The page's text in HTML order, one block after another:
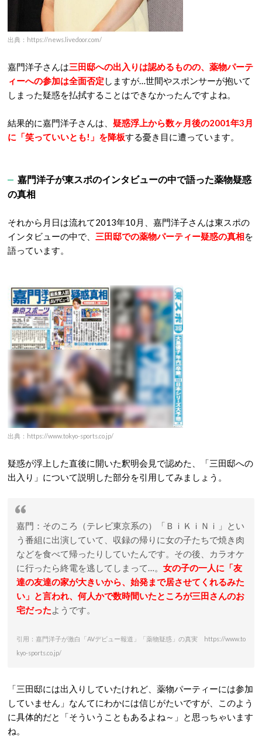
出典：https://news.livedoor.com/
嘉門洋子さんは三田邸への出入りは認めるものの、薬物パーテ
ィーへの参加は全面否定 しますが…世間やスポンサーが抱いて
しまった疑惑を払拭することはできなかったんですよね。
結果的に嘉門洋子さんは、 疑惑浮上から数ヶ月後の2001年3月
に「笑っていいとも!」を降板する憂き目に遭っています。
嘉門洋子が東スポのインタビューの中で語った薬物疑惑
の真相
それから月日は流れて2013年10月、嘉門洋子さんは東スポの
インタビューの中で、 三田邸での薬物パーティー疑惑の真相を
語っています。
出典：https://www.tokyo-sports.co.jp/
疑惑が浮上した直後に開いた釈明会見で認めた、「三田邸への
出入り」について説明した部分を引用してみましょう。
嘉門：そのころ（テレビ東京系の）「ＢｉＫｉＮｉ」とい
う番組に出演していて、収録の帰りに女の子たちで焼き肉
などを食べて帰ったりしていたんです。その後、カラオケ
に行ったら終電を逃してしまって…。 女の子の一人に「友
達の友達の家が大きいから、始発まで居させてくれるみた
い」と言われ、何人かで数時間いたところが三田さんのお
宅だったようです。
引用：嘉門洋子が激白「AVデビュー報道」「薬物疑惑」の真実 https://www.to
kyo-sports.co.jp/
「三田邸には出入りしていたけれど、薬物パーティーには参加
していません」なんてにわかには信じがたいですが、このよう
に具体的だと「そういうこともあるよね～」と思っちゃいます
ね。